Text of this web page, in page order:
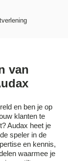
van
en ben je op
klanten te
Audax heet je
speler in de
en kennis,
waarmee je